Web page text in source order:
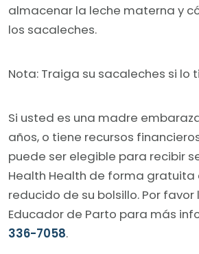
almacenar la leche materna y
los sacaleches.
Nota: Traiga su sacaleches si lo
Si usted es una madre
años, o tiene recursos
puede ser elegible para recibir
Health Health de forma gratuita
reducido de su bolsillo. Por
Educador de Parto para más
336-7058.